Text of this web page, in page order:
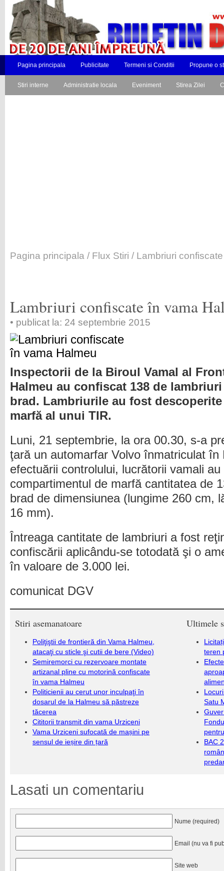
Pagina principala Publicitate Termeni si Conditii Propune o
Stiri interne Administratie locala Eveniment Stirea Zilei
Pagina principala / Flux Stiri / Lambriuri
Lambriuri confiscate în vama
• publicat la: 24 septembrie 2015
Inspectorii de la Biroul Vamal al
Halmeu au confiscat 138 de
brad. Lambriurile au fost
marfă al unui TIR.
Luni, 21 septembrie, la ora 00.30, s-a
ţară un automarfar Volvo înmatriculat în
efectuării controlului, lucrătorii vamali
compartimentul de marfă cantitatea de
brad de dimensiunea (lungime 260 cm,
16 mm).
Întreaga cantitate de lambriuri a fost
confiscării aplicându-se totodată şi o
în valoare de 3.000 lei.
comunicat DGV
Stiri asemanatoare
Poliţiştii de frontieră din Vama Halmeu,
atacaţi cu sticle şi cutii de bere (Video)
Semiremorci cu rezervoare montate
artizanal pline cu motorină confiscate
în vama Halmeu
Politicienii au cerut unor inculpaţi în
dosarul de la Halmeu să păstreze
tăcerea
Cititorii transmit din vama Urziceni
Vama Urziceni sufocată de mașini pe
sensul de ieșire din țară
Ultimele
teren
Satu
BAC
Lasati un comentariu
Nume (required)
Email (nu va fi
Site web